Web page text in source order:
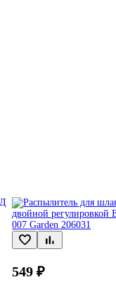
549 ₽